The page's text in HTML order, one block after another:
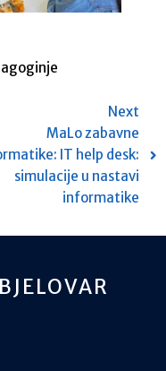
Next
MaLo zabavne
IT help desk:
simulacije u nastavi
informatike